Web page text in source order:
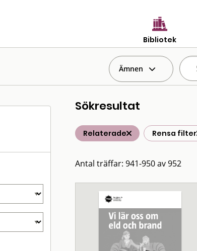
Bibliotek
Ämnen
Sökresultat
Relaterade Rensa filter
Antal träffar: 941-950 av 952